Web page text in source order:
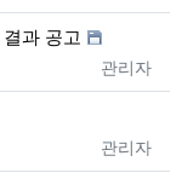
과 공고
등록자
관리자
등록자
관리자